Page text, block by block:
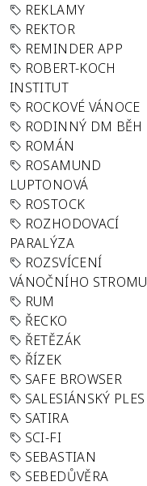
REKLAMY
REKTOR
REMINDER APP
ROBERT-KOCH
INSTITUT
ROCKOVÉ VÁNOCE
RODINNÝ DM BĚH
ROMÁN
ROSAMUND
LUPTONOVÁ
ROSTOCK
ROZHODOVACÍ
PARALÝZA
ROZSVÍCENÍ
VÁNOČNÍHO STROMU
RUM
ŘECKO
ŘETĚZÁK
ŘÍZEK
SAFE BROWSER
SALESIÁNSKÝ PLES
SATIRA
SCI-FI
SEBASTIAN
SEBEDŮVĚRA